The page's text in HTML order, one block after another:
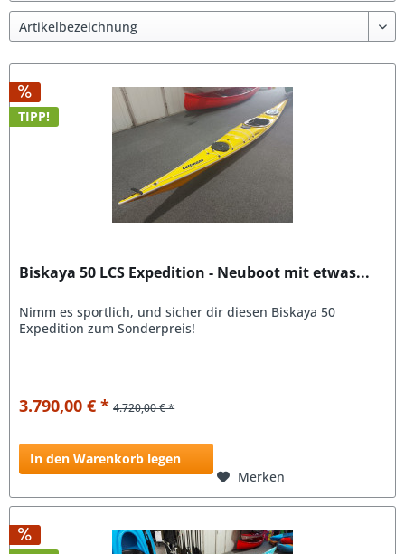
TIPP!
Biskaya 50 LCS Expedition - Neuboot mit etwas...
Nimm es sportlich, und sicher dir diesen Biskaya 50
Expedition zum Sonderpreis!
3.790,00 € * 4.720,00 € *
In den Warenkorb legen
Merken